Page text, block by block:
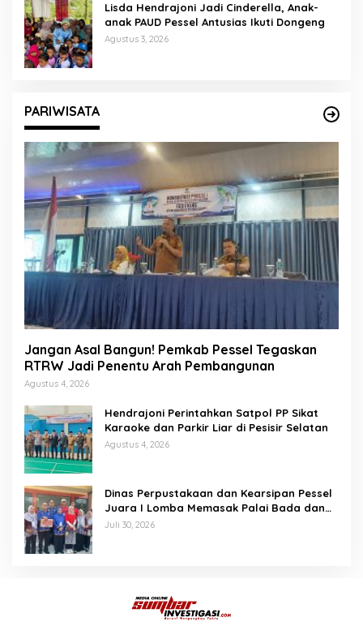
Lisda Hendrajoni Jadi Cinderella, Anak-
anak PAUD Pessel Antusias Ikuti Dongeng
Agustus 3, 2026
PARIWISATA
Jangan Asal Bangun! Pemkab Pessel Tegaskan
RTRW Jadi Penentu Arah Pembangunan
Agustus 4, 2026
Hendrajoni Perintahkan Satpol PP Sikat
Karaoke dan Parkir Liar di Pesisir Selatan
Agustus 4, 2026
Dinas Perpustakaan dan Kearsipan Pessel
Juara I Lomba Memasak Palai Bada dan
Lamang Golek
Juli 30, 2026